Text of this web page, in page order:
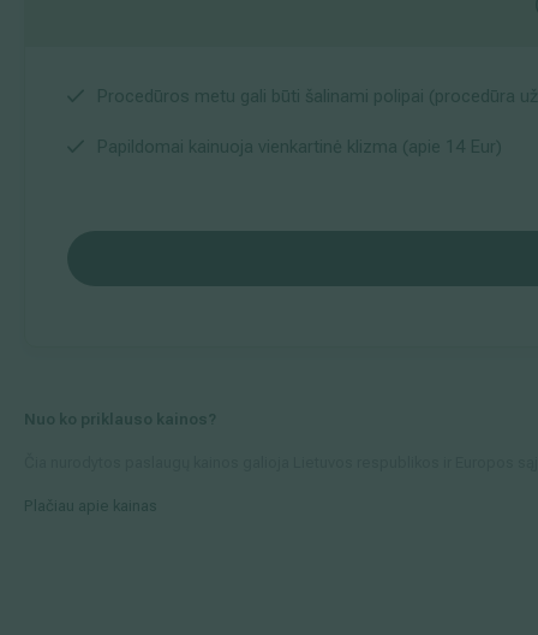
Procedūros metu gali būti šalinami polipai (procedūra
Papildomai kainuoja vienkartinė klizma (apie 14 Eur)
Nuo ko priklauso kainos?
Plačiau apie kainas